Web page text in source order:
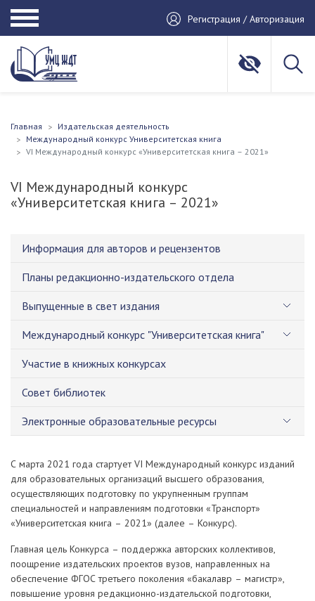
Регистрация / Авторизация
Главная
Издательская деятельность
Международный конкурс Университетская книга
VI Международный конкурс «Университетская книга – 2021»
VI Международный конкурс
«Университетская книга – 2021»
Информация для авторов и рецензентов
Планы редакционно-издательского отдела
Выпущенные в свет издания
Международный конкурс "Университетская книга"
Участие в книжных конкурсах
Совет библиотек
Электронные образовательные ресурсы
С марта 2021 года стартует VI Международный конкурс изданий
для образовательных организаций высшего образования,
осуществляющих подготовку по укрупненным группам
специальностей и направлениям подготовки «Транспорт»
«Университетская книга – 2021» (далее – Конкурс).
Главная цель Конкурса – поддержка авторских коллективов,
поощрение издательских проектов вузов, направленных на
обеспечение ФГОС третьего поколения «бакалавр – магистр»,
повышение уровня редакционно-издательской подготовки,